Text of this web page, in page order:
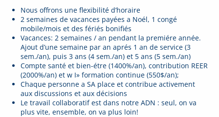
Nous offrons une flexibilité d’horaire
2 semaines de vacances payées a Noél, 1 congé
mobile/mois et des fériés bonifiés
Vacances: 2 semaines / an pendant la premiére année.
Ajout d’une semaine par an aprés 1 an de service (3
sem./an), puis 3 ans (4 sem./an) et 5 ans (5 sem./an)
Compte santé et bien-étre (1400%/an), contribution REER
(2000%/an) et w I» formation continue (550$/an);
Chaque personne a SA place et contribue activement
aux discussions et aux décisions
Le travail collaboratif est dans notre ADN : seul, on va
plus vite, ensemble, on va plus loin!